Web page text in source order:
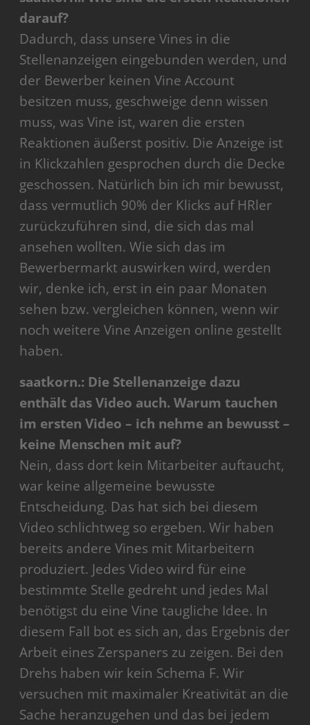
darauf?
Dadurch, dass unsere Vines in die
Stellenanzeigen eingebunden werden, und
der Bewerber keinen Vine Account
besitzen muss, geschweige denn wissen
muss, was Vine ist, waren die ersten
Reaktionen äußerst positiv. Die Anzeige ist
in Klickzahlen gesprochen durch die Decke
geschossen. Natürlich bin ich mir bewusst,
dass vermutlich 90% der Klicks auf HRler
zurückzuführen sind, die sich das mal
ansehen wollten. Wie sich das im
Bewerbermarkt auswirken wird, werden
wir, denke ich, erst in ein paar Monaten
sehen bzw. vergleichen können, wenn wir
noch weitere Vine Anzeigen online gestellt
haben.
saatkorn.: Die Stellenanzeige dazu
enthält das Video auch. Warum tauchen
im ersten Video – ich nehme an bewusst –
keine Menschen mit auf?
Nein, dass dort kein Mitarbeiter auftaucht,
war keine allgemeine bewusste
Entscheidung. Das hat sich bei diesem
Video schlichtweg so ergeben. Wir haben
bereits andere Vines mit Mitarbeitern
produziert. Jedes Video wird für eine
bestimmte Stelle gedreht und jedes Mal
benötigst du eine Vine taugliche Idee. In
diesem Fall bot es sich an, das Ergebnis der
Arbeit eines Zerspaners zu zeigen. Bei den
Drehs haben wir kein Schema F. Wir
versuchen mit maximaler Kreativität an die
Sache heranzugehen und das bei jedem